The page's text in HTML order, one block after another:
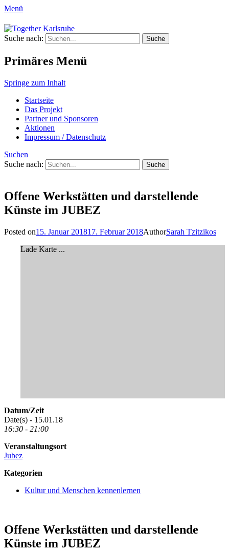
Menü
Together Karlsruhe
Integration von jungen Menschen mit
Fluchterfahrung und
Migrationshintergrund
Suche nach:
Primäres Menü
Springe zum Inhalt
Startseite
Das Projekt
Partner und Sponsoren
Aktionen
Impressum / Datenschutz
Suchen
Suche nach:
Offene Werkstätten und darstellende
Künste im JUBEZ
Posted on15. Januar 201817. Februar 2018AuthorSarah Tzitzikos
Lade Karte ...
Datum/Zeit
Date(s) - 15.01.18
16:30 - 21:00
Veranstaltungsort
Jubez
Kategorien
Kultur und Menschen kennenlernen
Offene Werkstätten und darstellende
Künste im JUBEZ